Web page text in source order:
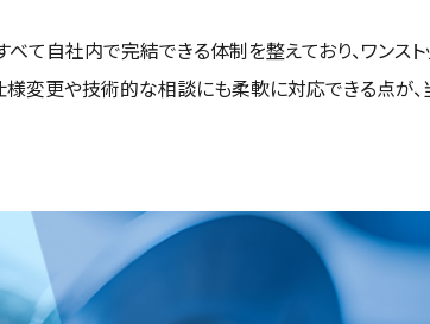
て自社内で完結できる体制を整えており、ワンス
様変更や技術的な相談にも柔軟に対応できる点が、